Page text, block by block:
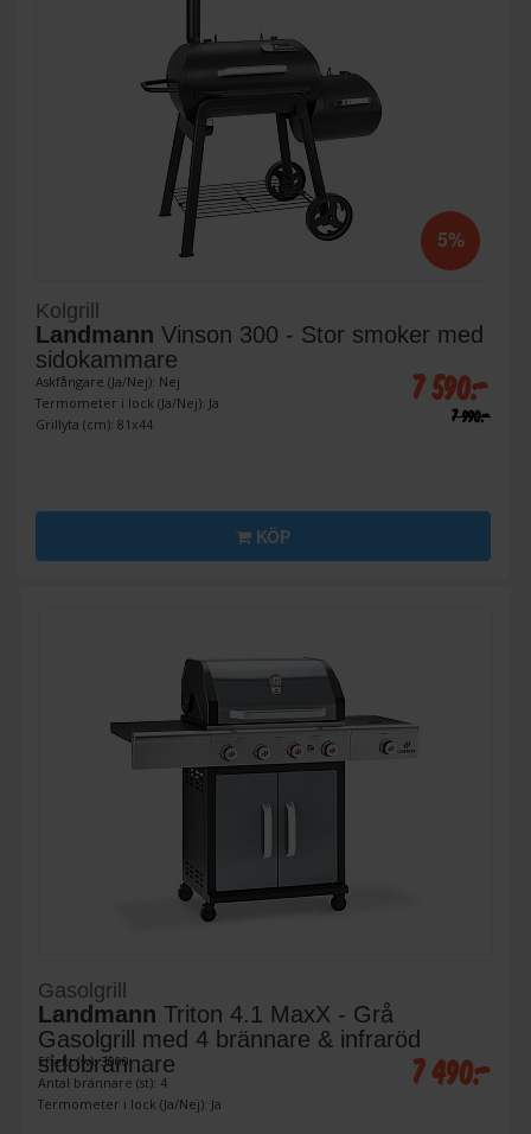
5%
Kolgrill
Landmann Vinson 300 - Stor smoker med
sidokammare
Askfångare (Ja/Nej): Nej
Termometer i lock (Ja/Nej): Ja
Grillyta (cm): 81x44
7 590:-
7 990:-
KÖP
Gasolgrill
Landmann Triton 4.1 MaxX - Grå
Gasolgrill med 4 brännare & infraröd
sidobrännare
Effekt (w): 3000
Antal brännare (st): 4
Termometer i lock (Ja/Nej): Ja
7 490:-